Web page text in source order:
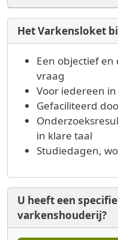
Het Varkensloket
Een objectief
vraag
Voor iedereen
Gefaciliteerd
in klare taal
Studiedagen,
U heeft een
varkenshouderij?